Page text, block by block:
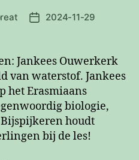
Berichtdatum
2024-11-29
Jankees Ouwerkerk
van waterstof. Jankees
het Erasmiaans
biologie,
houdt
bij de les!